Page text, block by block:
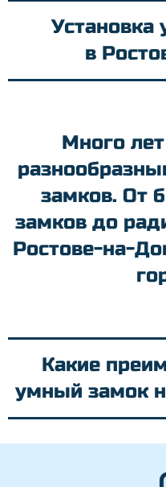
Установка
в
Много
замков. От
замков до
Ростове-на-
Какие
умный замок